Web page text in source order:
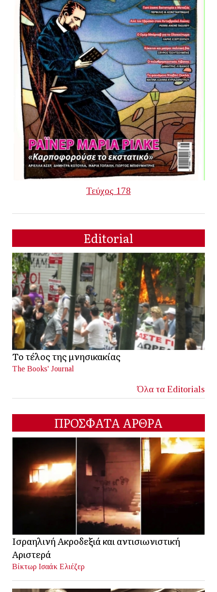
Τεύχος 178
Editorial
Το τέλος της μνησικακίας
The Books' Journal
Όλα τα Editorials
ΠΡΟΣΦΑΤΑ ΑΡΘΡΑ
Ισραηλινή Ακροδεξιά και αντισιωνιστική
Αριστερά
Βίκτωρ Ισαάκ Ελιέζερ